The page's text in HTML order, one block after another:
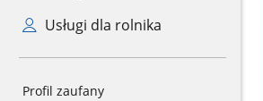
Usługi dla rolnika
Profil zaufany